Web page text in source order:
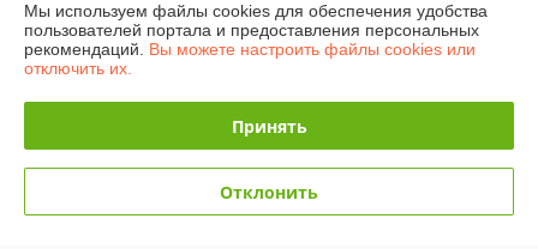
График работы
Полная версия сайта
Политика обработки cookies
Сайт создан на платформе Deal.by
Мы используем файлы cookies для обеспечения удобства
пользователей портала и предоставления персональных
рекомендаций. Вы можете настроить файлы cookies или
отключить их.
Принять
Отклонить